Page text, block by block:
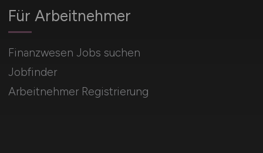
Für Arbeitnehmer
Finanzwesen Jobs suchen
Jobfinder
Arbeitnehmer Registrierung